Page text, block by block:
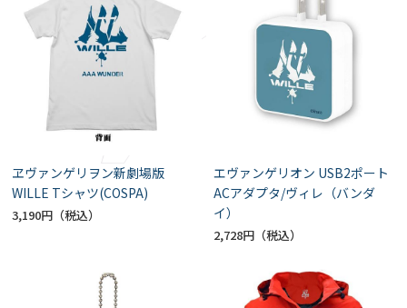
ヱヴァンゲリヲン新劇場版
WILLE Tシャツ(COSPA)
3,190円
エヴァンゲリオン USB2ポート
ACアダプタ/ヴィレ（バンダ
イ）
2,728円